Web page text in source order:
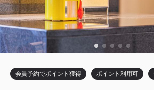
残り3室 詳細
会員予約でポイント獲得 ポイント利用可